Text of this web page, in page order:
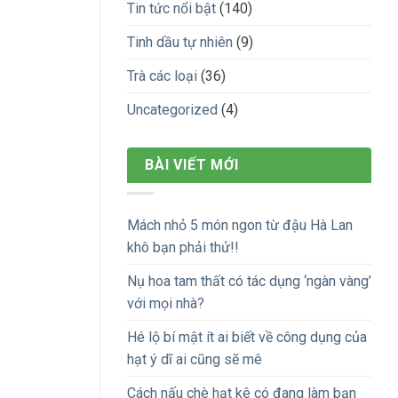
Tin tức nổi bật (140)
Tinh dầu tự nhiên (9)
Trà các loại (36)
Uncategorized (4)
BÀI VIẾT MỚI
Mách nhỏ 5 món ngon từ đậu Hà Lan
khô bạn phải thử!!
Nụ hoa tam thất có tác dụng ‘ngàn vàng’
với mọi nhà?
Hé lộ bí mật ít ai biết về công dụng của
hạt ý dĩ ai cũng sẽ mê
Cách nấu chè hạt kê có đang làm bạn